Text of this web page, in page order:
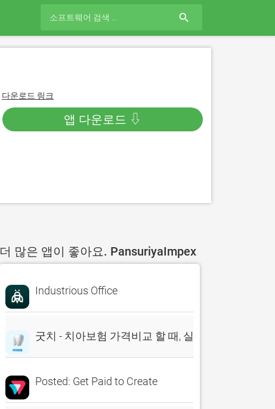
search
다운로드 링크
앱 다운로드 ⇩
더 많은 앱이 좋아요. PansuriyaImpex
Industrious Office
굿치 - 치아보험 가격비교 할 때, 실시간 비교견적 앱
Posted: Get Paid to Create